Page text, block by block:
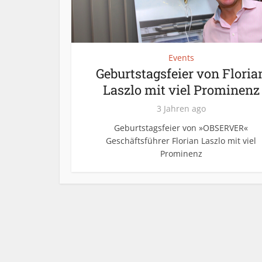
Events
Geburtstagsfeier von
Laszlo mit viel Prominenz
3 Jahren ago
Geburtstagsfeier von »OBSERVER«
Geschäftsführer Florian Laszlo mit viel
Prominenz